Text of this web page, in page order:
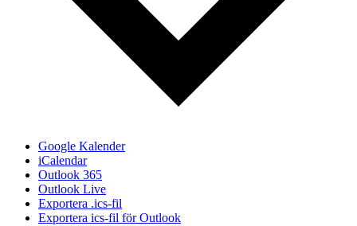
Google Kalender
iCalendar
Outlook 365
Outlook Live
Exportera .ics-fil
Exportera ics-fil för Outlook